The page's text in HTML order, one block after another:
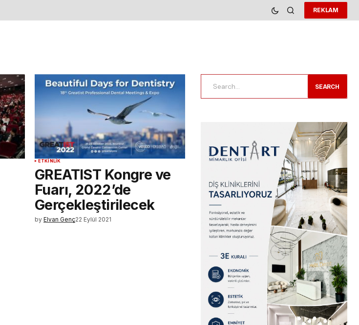
REKLAM
ETKINLIK
GREATIST Kongre ve
Fuarı, 2022’de
Gerçekleştirilecek
by Elvan Genç22 Eylül 2021
SEARCH